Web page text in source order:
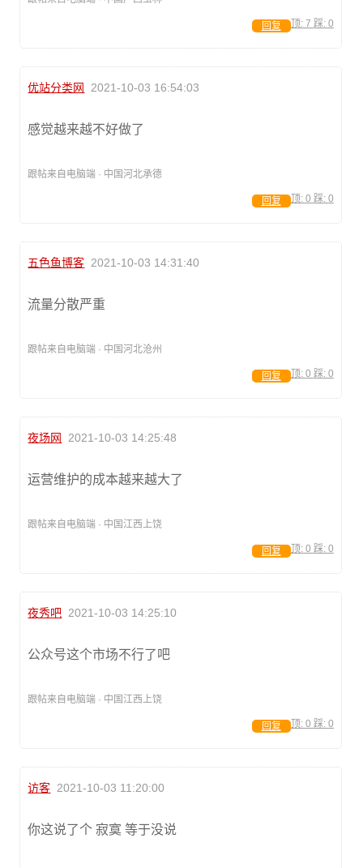
顶: 7 踩: 0
回复
优站分类网 2021-10-03 16:54:03
感觉越来越不好做了
跟帖来自电脑端 · 中国河北承德
顶: 0 踩: 0
回复
五色鱼博客 2021-10-03 14:31:40
流量分散严重
跟帖来自电脑端 · 中国河北沧州
顶: 0 踩: 0
回复
夜场网 2021-10-03 14:25:48
运营维护的成本越来越大了
跟帖来自电脑端 · 中国江西上饶
顶: 0 踩: 0
回复
夜秀吧 2021-10-03 14:25:10
公众号这个市场不行了吧
跟帖来自电脑端 · 中国江西上饶
顶: 0 踩: 0
回复
访客 2021-10-03 11:20:00
你这说了个 寂寞 等于没说